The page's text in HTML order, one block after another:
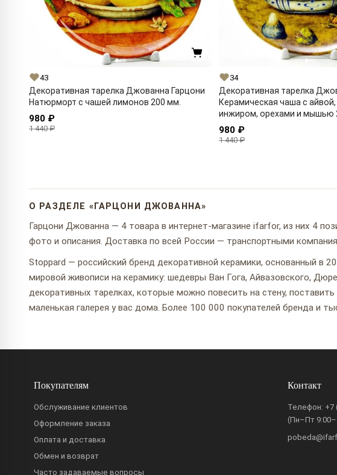
43
Декоративная тарелка Джованна Гарцони
Натюрморт с чашей лимонов 200 мм.
980 ₽
1 440 ₽
34
Декоративная тарелка
Керамическая чаша с
инжиром, орехами и мышью
980 ₽
1 440 ₽
О РАЗДЕЛЕ «ГАРЦОНИ ДЖОВАННА»
Гарцони Джованна — 4 товара в интернет-магазине ifarfor, из них 4
фото и описания. Доставка по всей России — транспортными
Stoppard — российский бренд декоративной керамики, основанный в
мировой живописи на керамику: шедевры Ван Гога, Айвазовского,
декоративных тарелках, которые можно повесить на стену,
маленькая галерея у вас дома. Более 100 000 покупателей бренда и
Покупателям
Обслуживание клиентов
Оформление заказа
Оплата и доставка
Обмен и возврат
Часто задаваемые вопросы
Контакт
Телефон: +7
(Пн–Пт